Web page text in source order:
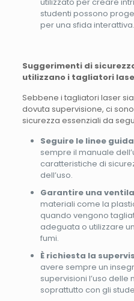
studenti possono
per una sfida interattiva.
Suggerimenti di
utilizzano i tagliatori
Sebbene i tagliatori laser
dovuta supervisione, ci
sicurezza essenziali da
Seguire le linee
sempre il manuale
caratteristiche di
dell’uso.
Garantire una
materiali come la
quando vengono
adeguata o utilizzare
fumi.
È richiesta la
avere sempre un
supervisioni l’uso
soprattutto con gli